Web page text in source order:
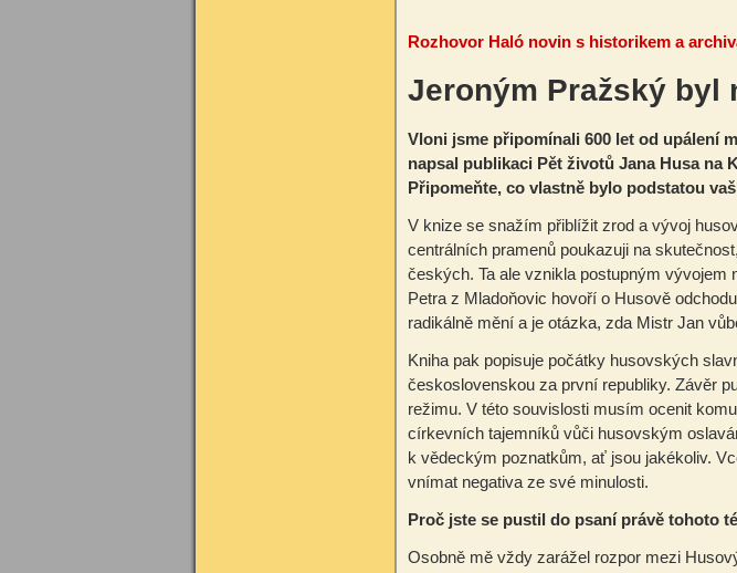
Rozhovor Haló novin s historikem a
Jeroným Pražský byl
Vloni jsme připomínali 600 let od upálení
napsal publikaci Pět životů Jana Husa
Připomeňte, co vlastně bylo podstatou
V knize se snažím přiblížit zrod a vývoj
centrálních pramenů poukazuji na
českých. Ta ale vznikla postupným vývojem
Petra z Mladoňovic hovoří o Husově
radikálně mění a je otázka, zda Mistr Jan
Kniha pak popisuje počátky husovských
československou za první republiky. Závěr
režimu. V této souvislosti musím ocenit
církevních tajemníků vůči husovským
k vědeckým poznatkům, ať jsou jakékoliv.
vnímat negativa ze své minulosti.
Proč jste se pustil do psaní právě tohoto
Osobně mě vždy zarážel rozpor mezi